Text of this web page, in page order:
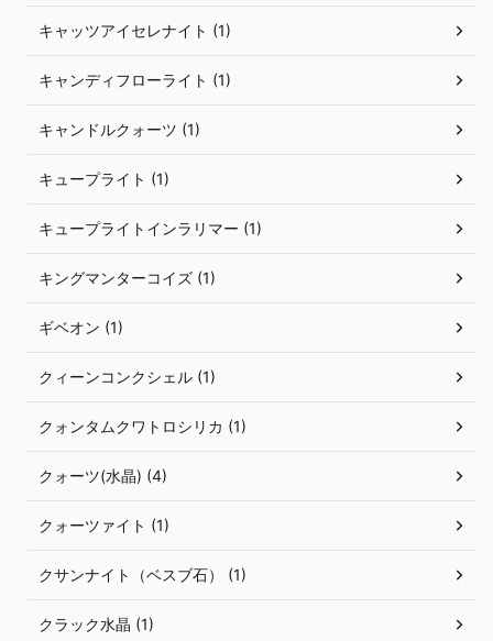
キャッツアイセレナイト (1)
キャンディフローライト (1)
キャンドルクォーツ (1)
キュープライト (1)
キュープライトインラリマー (1)
キングマンターコイズ (1)
ギベオン (1)
クィーンコンクシェル (1)
クォンタムクワトロシリカ (1)
クォーツ(水晶) (4)
クォーツァイト (1)
クサンナイト（ベスブ石） (1)
クラック水晶 (1)